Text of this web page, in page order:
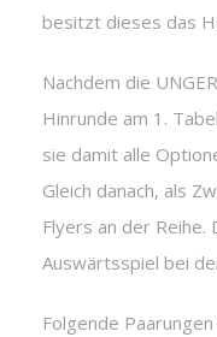
besitzt dieses das
Nachdem die
Hinrunde am 1.
sie damit alle
Gleich danach, als
Flyers an der Reihe.
Auswärtsspiel bei
Folgende